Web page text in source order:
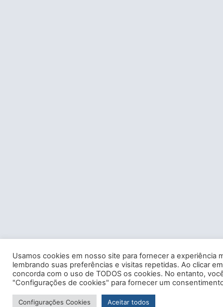
Usamos cookies em nosso site para fornecer a experiência
lembrando suas preferências e visitas repetidas. Ao clicar
concorda com o uso de TODOS os cookies. No entanto,
"Configurações de cookies" para fornecer um
Configurações Cookies Aceitar todos